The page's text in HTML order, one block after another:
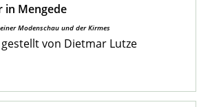
in Mengede
Modenschau und der Kirmes
von Dietmar Lutze